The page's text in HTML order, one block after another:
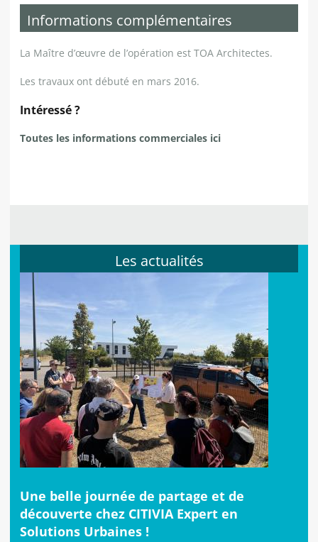
Informations complémentaires
La Maître d’œuvre de l’opération est TOA Architectes.
Les travaux ont débuté en mars 2016.
Intéressé ?
Toutes les informations commerciales ici
Les actualités
Une belle journée de partage et de
découverte chez CITIVIA Expert en
Solutions Urbaines !